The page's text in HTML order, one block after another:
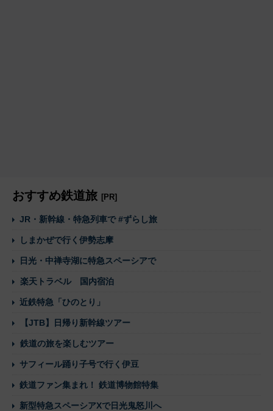
おすすめ鉄道旅 [PR]
JR・新幹線・特急列車で #ずらし旅
しまかぜで行く伊勢志摩
日光・中禅寺湖に特急スペーシアで
楽天トラベル 国内宿泊
近鉄特急「ひのとり」
【JTB】日帰り新幹線ツアー
鉄道の旅を楽しむツアー
サフィール踊り子号で行く伊豆
鉄道ファン集まれ！ 鉄道博物館特集
新型特急スペーシアXで日光鬼怒川へ